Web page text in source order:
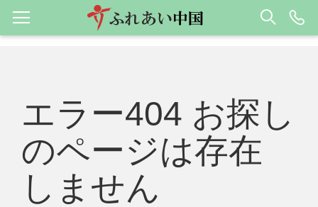
エラー404 お探し
のページは存在
しません